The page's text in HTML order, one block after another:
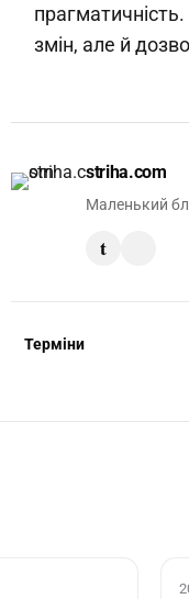
змін, але й
striha.com
Маленький
t
Терміни